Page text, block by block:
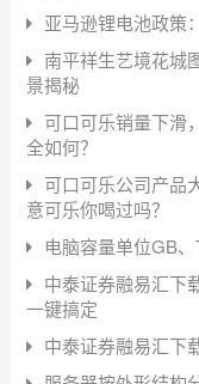
亚马逊锂电池政策
南平祥生艺境花城
景揭秘
可口可乐销量下滑
全如何？
可口可乐公司产品
意可乐你喝过吗？
电脑容量单位GB
中泰证券融易汇下
一键搞定
中泰证券融易汇下